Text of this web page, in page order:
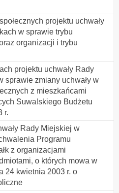
projektu uchwały
w sprawie trybu
organizacji i trybu
projektu uchwały Rady
sprawie zmiany uchwały w
z mieszkańcami
Suwalskiego Budżetu
r.
Rady Miejskiej w
Programu
z organizacjami
o których mowa w
24 kwietnia 2003 r. o